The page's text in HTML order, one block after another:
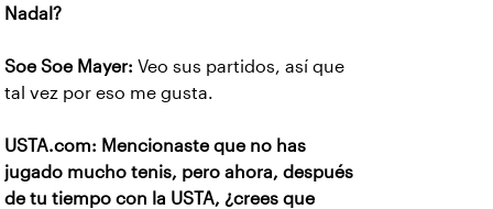
Nadal?
Soe Soe Mayer: Veo sus partidos, así que
tal vez por eso me gusta.
USTA.com: Mencionaste que no has
jugado mucho tenis, pero ahora, después
de tu tiempo con la USTA, ¿crees que